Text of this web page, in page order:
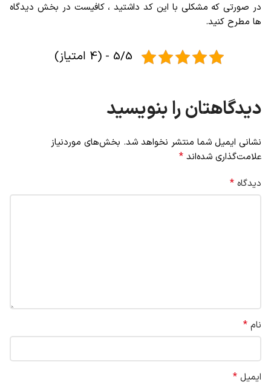
در صورتی که مشکلی با این کد داشتید ، کافیست در بخش دیدگاه
ها مطرح کنید.
5/5 - (4 امتیاز)
دیدگاهتان را بنویسید
نشانی ایمیل شما منتشر نخواهد شد. بخش‌های موردنیاز
علامت‌گذاری شده‌اند *
دیدگاه *
نام *
ایمیل *